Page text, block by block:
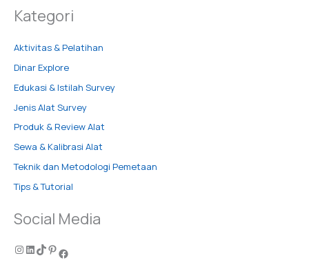
Kategori
Aktivitas & Pelatihan
Dinar Explore
Edukasi & Istilah Survey
Jenis Alat Survey
Produk & Review Alat
Sewa & Kalibrasi Alat
Teknik dan Metodologi Pemetaan
Tips & Tutorial
Social Media